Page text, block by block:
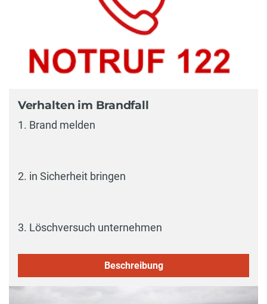
Verhalten im Brandfall
1. Brand melden
2. in Sicherheit bringen
3. Löschversuch unternehmen
Beschreibung